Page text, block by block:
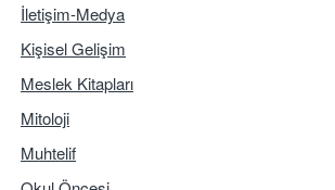
İletişim-Medya
Kişisel Gelişim
Meslek Kitapları
Mitoloji
Muhtelif